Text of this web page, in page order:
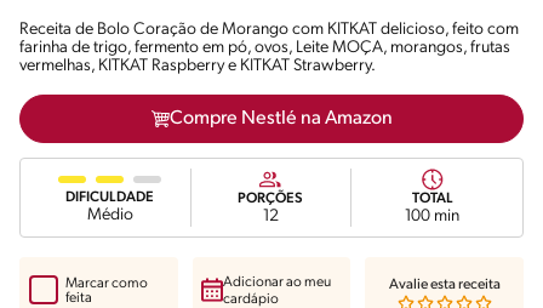
Receita de Bolo Coração de Morango com KITKAT delicioso, feito com
farinha de trigo, fermento em pó, ovos, Leite MOÇA, morangos, frutas
vermelhas, KITKAT Raspberry e KITKAT Strawberry.
Compre Nestlé na Amazon
DIFICULDADE
Médio
PORÇÕES
12
TOTAL
100 min
Marcar como
feita
Adicionar ao meu
cardápio
Avalie esta receita